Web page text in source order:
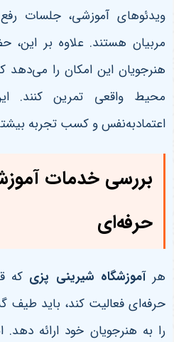
ویدئوهای آموزشی، جلسات
مربیان هستند. علاوه بر
هنرجویان این امکان را
محیط واقعی تمرین کنند.
اعتمادبه‌نفس و کسب تجربه
بررسی خدمات
حرفه‌ای
هرآموزشگاه شیرینی پزی که
حرفه‌ای فعالیت کند، باید طیف
را به هنرجویان خود ارائه